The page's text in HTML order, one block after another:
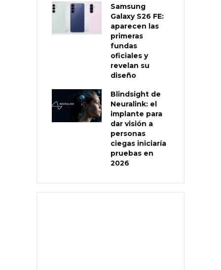
Samsung
Galaxy S26 FE:
aparecen las
primeras
fundas
oficiales y
revelan su
diseño
Blindsight de
Neuralink: el
implante para
dar visión a
personas
ciegas iniciaría
pruebas en
2026